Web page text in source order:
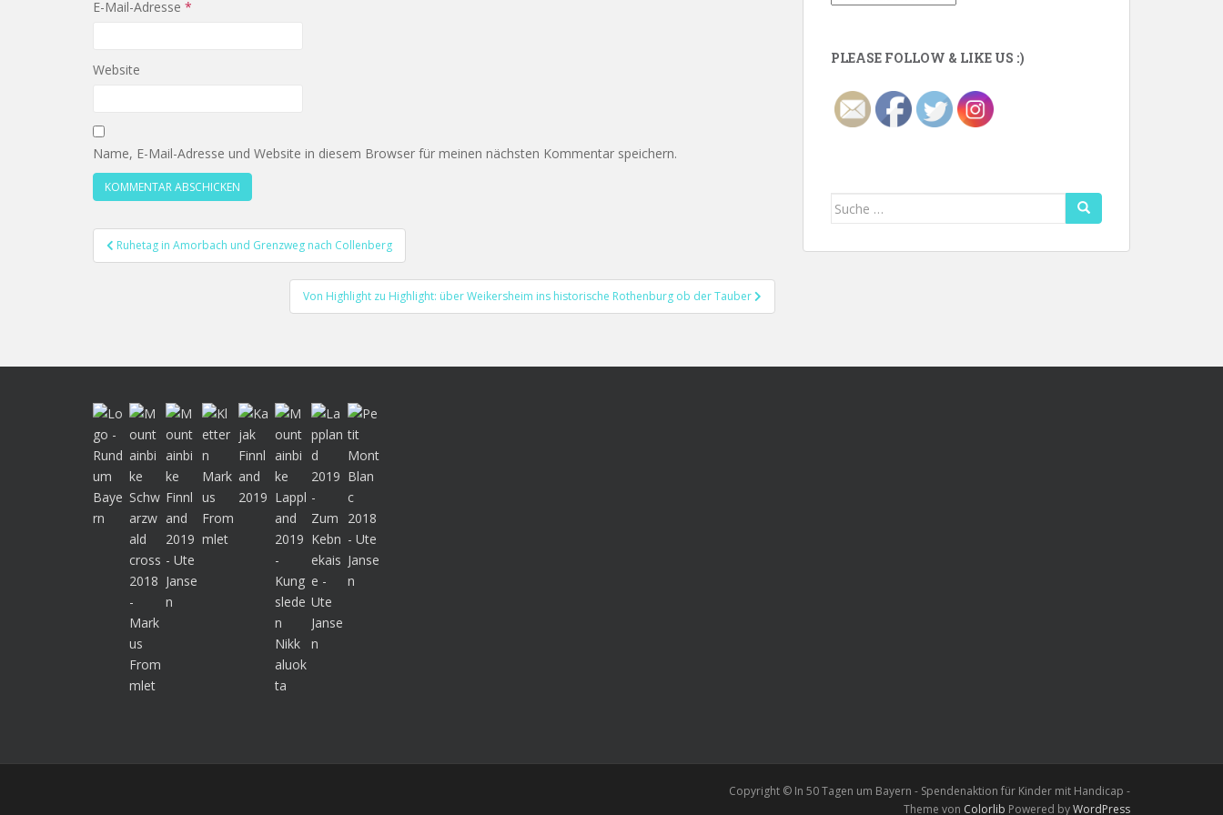
E-Mail-Adresse *
Website
Name, E-Mail-Adresse und Website in diesem Browser für meinen nächsten Kommentar speichern.
Beitragsnavigation
Ruhetag in Amorbach und Grenzweg nach Collenberg
Von Highlight zu Highlight: über Weikersheim ins historische Rothenburg ob der Tauber
PLEASE FOLLOW & LIKE US :)
Suche
Copyright © In 50 Tagen um Bayern - Spendenaktion für Kinder mit Handicap -
Theme von Colorlib Powered byWordPress